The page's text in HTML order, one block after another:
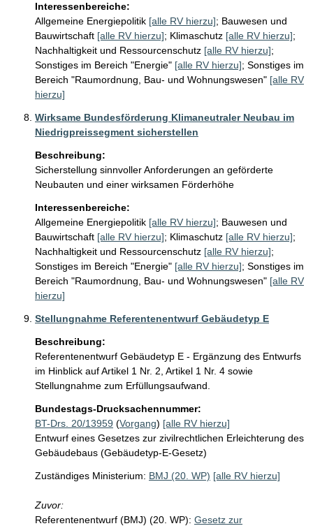
Interessenbereiche:
Allgemeine Energiepolitik [alle RV hierzu]; Bauwesen und
Bauwirtschaft [alle RV hierzu]; Klimaschutz [alle RV hierzu];
Nachhaltigkeit und Ressourcenschutz [alle RV hierzu];
Sonstiges im Bereich "Energie" [alle RV hierzu]; Sonstiges im
Bereich "Raumordnung, Bau- und Wohnungswesen" [alle RV
hierzu]
Wirksame Bundesförderung Klimaneutraler Neubau im
Niedrigpreissegment sicherstellen
Beschreibung:
Sicherstellung sinnvoller Anforderungen an geförderte
Neubauten und einer wirksamen Förderhöhe
Interessenbereiche:
Allgemeine Energiepolitik [alle RV hierzu]; Bauwesen und
Bauwirtschaft [alle RV hierzu]; Klimaschutz [alle RV hierzu];
Nachhaltigkeit und Ressourcenschutz [alle RV hierzu];
Sonstiges im Bereich "Energie" [alle RV hierzu]; Sonstiges im
Bereich "Raumordnung, Bau- und Wohnungswesen" [alle RV
hierzu]
Stellungnahme Referentenentwurf Gebäudetyp E
Beschreibung:
Referentenentwurf Gebäudetyp E - Ergänzung des Entwurfs
im Hinblick auf Artikel 1 Nr. 2, Artikel 1 Nr. 4 sowie
Stellungnahme zum Erfüllungsaufwand.
Bundestags-Drucksachennummer:
BT-Drs. 20/13959 (Vorgang) [alle RV hierzu]
Entwurf eines Gesetzes zur zivilrechtlichen Erleichterung des
Gebäudebaus (Gebäudetyp-E-Gesetz)
Zuständiges Ministerium: BMJ (20. WP) [alle RV hierzu]
Zuvor:
Referentenentwurf (BMJ) (20. WP): Gesetz zur